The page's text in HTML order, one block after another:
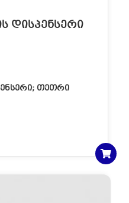
ᲓᲘᲡᲞᲔᲜᲡᲔᲠᲘ
ᲗᲔᲗᲠᲘ